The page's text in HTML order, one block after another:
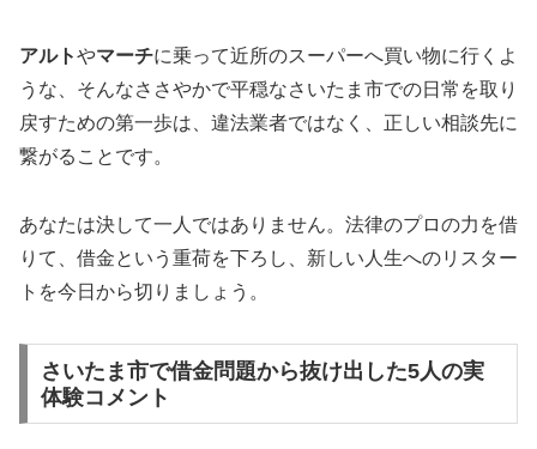
アルトやマーチに乗って近所のスーパーへ買い物に行くよ
うな、そんなささやかで平穏なさいたま市での日常を取り
戻すための第一歩は、違法業者ではなく、正しい相談先に
繋がることです。
あなたは決して一人ではありません。法律のプロの力を借
りて、借金という重荷を下ろし、新しい人生へのリスター
トを今日から切りましょう。
さいたま市で借金問題から抜け出した5人の実
体験コメント